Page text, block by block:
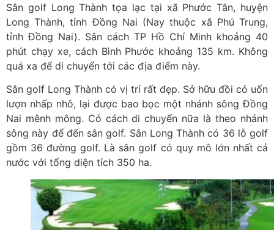
Sân golf Long Thành tọa lạc tại xã Phước Tân, huyện
Long Thành, tỉnh Đồng Nai (Nay thuộc xã Phú Trung,
tỉnh Đồng Nai). Sân cách TP Hồ Chí Minh khoảng 40
phút chạy xe, cách Bình Phước khoảng 135 km. Không
quá xa để di chuyển tới các địa điểm này.
Sân golf Long Thành có vị trí rất đẹp. Sở hữu đồi cỏ uốn
lượn nhấp nhô, lại được bao bọc một nhánh sông Đồng
Nai mênh mông. Có cách di chuyển nữa là theo nhánh
sông này để đến sân golf. Sân Long Thành có 36 lỗ golf
gồm 36 đường golf. Là sân golf có quy mô lớn nhất cả
nước với tổng diện tích 350 ha.